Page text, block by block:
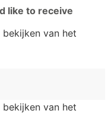
like to receive
van het
van het